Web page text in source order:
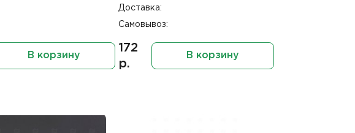
В корзину
Доставка:
Самовывоз:
172
р.
В корзину